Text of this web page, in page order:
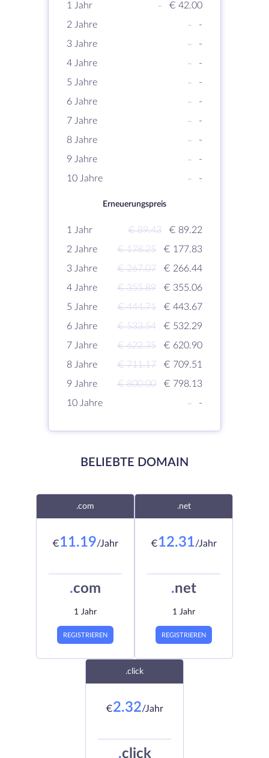
1 Jahr -
€ 42.00
2 Jahre
-
-
3 Jahre
-
-
4 Jahre
-
-
5 Jahre
-
-
6 Jahre
-
-
7 Jahre
-
-
8 Jahre
-
-
9 Jahre
-
-
10 Jahre
- -
Erneuerungspreis
1 Jahr € 89.43
€ 89.22
2 Jahre
€ 178.25
€ 177.83
3 Jahre
€ 267.07
€ 266.44
4 Jahre
€ 355.89
€ 355.06
5 Jahre
€ 444.71
€ 443.67
6 Jahre
€ 533.54
€ 532.29
7 Jahre
€ 622.35
€ 620.90
8 Jahre
€ 711.17
€ 709.51
9 Jahre
€ 800.00
€ 798.13
10 Jahre
- -
BELIEBTE DOMAIN
.com
€11.19/Jahr
.com
1 Jahr
REGISTRIEREN
.net
€12.31/Jahr
.net
1 Jahr
REGISTRIEREN
.click
€2.32/Jahr
.click